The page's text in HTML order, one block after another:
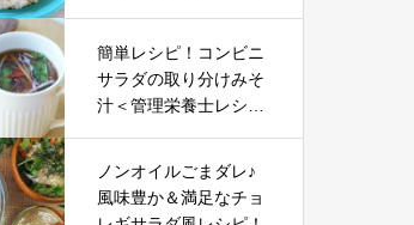
簡単レシピ！コンビニ
サラダの取り分けみそ
汁＜管理栄養士レシピ
ノンオイルごまダレ♪
風味豊か＆満足なチョ